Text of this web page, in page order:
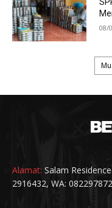
Alamat: Salam
2916432, WA: